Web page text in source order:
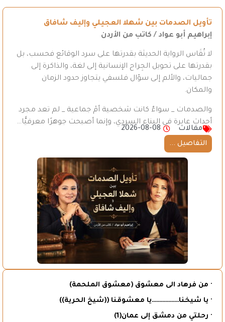
تأويل الصدمات بين شهلا العجيلي وإليف شافاق
إبراهيم أبو عواد / كاتب من الأردن
لا تُقَاس الرواية الحديثة بقدرتها على سرد الوقائع فحسب، بل
بقدرتها على تحويل الجِراح الإنسانية إلى لغة، والذاكرة إلى
جماليات، والألم إلى سؤال فلسفي يتجاوز حدود الزمان
والمكان.
والصدمات _ سواءٌ كانت شخصية أمْ جماعية _ لم تعد مجرد
أحداث عابرة في البناء السردي، وإنما أصبحت جوهرًا معرفيًّا…
مقالات
2026-08-08
التفاصيل ...
· من فرهاد الى معشوق (معشوق الملحمة)
· يا شيخنا………………يا معشوقنا ((شيخ الحرية))
· رحلتي من دمشق إلى عمان(1)